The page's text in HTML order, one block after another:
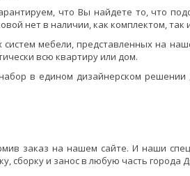
что Вы найдете то, что
нет в наличии, как комплектом,
мебели, представленных на
всю квартиру или дом.
в едином дизайнерском решении
заказ на нашем сайте. И наши
сборку и занос в любую часть города